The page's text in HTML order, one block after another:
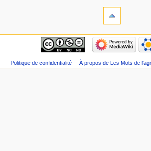
Politique de confidentialité À propos de Les Mots de